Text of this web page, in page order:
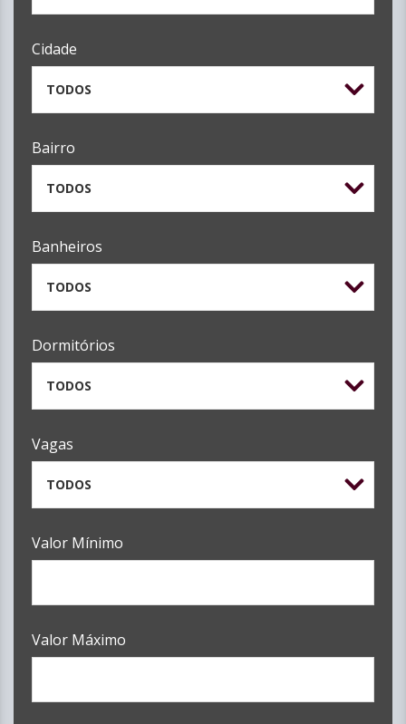
Cidade
TODOS
Bairro
TODOS
Banheiros
TODOS
Dormitórios
TODOS
Vagas
TODOS
Valor Mínimo
Valor Máximo